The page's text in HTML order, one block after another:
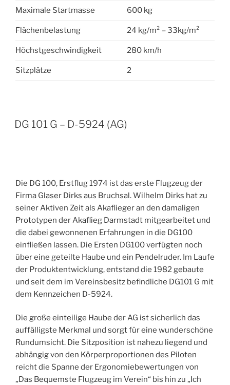
Maximale Startmasse 600 kg
Flächenbelastung 24 kg/m² – 33kg/m²
Höchstgeschwindigkeit 280 km/h
Sitzplätze 2
VERÖFFENTLICHT
AM
DG 101 G – D-5924 (AG)
Die DG 100, Erstflug 1974 ist das erste Flugzeug der
Firma Glaser Dirks aus Bruchsal. Wilhelm Dirks hat zu
seiner Aktiven Zeit als Akaflieger an den damaligen
Prototypen der Akaflieg Darmstadt mitgearbeitet und
die dabei gewonnenen Erfahrungen in die DG100
einfließen lassen. Die Ersten DG100 verfügten noch
über eine geteilte Haube und ein Pendelruder. Im Laufe
der Produktentwicklung, entstand die 1982 gebaute
und seit dem im Vereinsbesitz befindliche DG101 G mit
dem Kennzeichen D-5924.
Die große einteilige Haube der AG ist sicherlich das
auffälligste Merkmal und sorgt für eine wunderschöne
Rundumsicht. Die Sitzposition ist nahezu liegend und
abhängig von den Körperproportionen des Piloten
reicht die Spanne der Ergonomiebewertungen von
„Das Bequemste Flugzeug im Verein“ bis hin zu „Ich